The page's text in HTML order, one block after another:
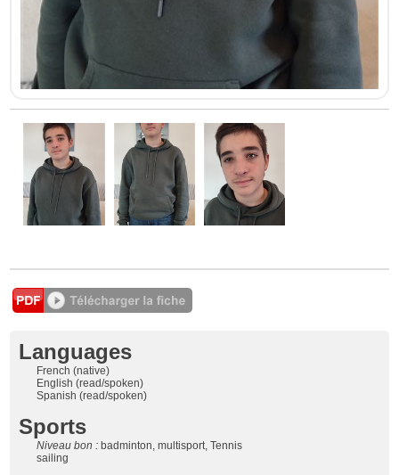
Languages
French (native)
English (read/spoken)
Spanish (read/spoken)
Sports
Niveau bon :badminton, multisport, Tennis
sailing